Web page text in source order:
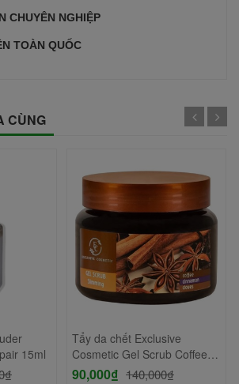
CHUYÊN NGHIỆP
TOÀN QUỐC
CÙNG
15ml
Tẩy da chết Exclusive
Cosmetic Gel Scrub Coffee
Cinnamon Cloves 380gr
90,000₫ 140,000₫